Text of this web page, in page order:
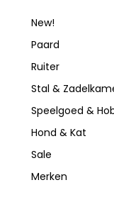
New!
Paard
Ruiter
Stal &
Speelgoed &
Hond & Kat
Sale
Merken